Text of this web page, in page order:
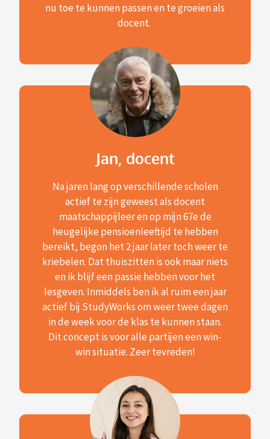
nu toe te kunnen passen en te groeien als
docent.
Jan, docent
Na jaren lang op verschillende scholen
actief te zijn geweest als docent
maatschappijleer en op mijn 67e de
heugelijke pensioenleeftijd te hebben
bereikt, begon het 2 jaar later toch weer te
kriebelen. Dat thuiszitten is ook maar niets
en ik blijf een passie hebben voor het
lesgeven. Inmiddels ben ik al ruim een jaar
actief bij StudyWorks om weer twee dagen
in de week voor de klas te kunnen staan.
Dit concept is voor alle partijen een win-
win situatie. Zeer tevreden!